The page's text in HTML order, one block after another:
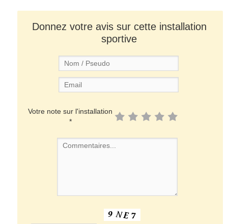
Donnez votre avis sur cette installation
sportive
Votre note sur l'installation
*